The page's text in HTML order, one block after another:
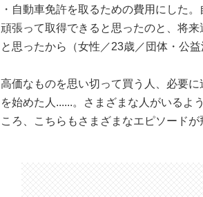
・自動車免許を取るための費用にした
頑張って取得できると思ったのと、将
と思ったから（女性／23歳／団体・公益
高価なものを思い切って買う人、必要
を始めた人......。さまざまな人がいるよ
ころ、こちらもさまざまなエピソード